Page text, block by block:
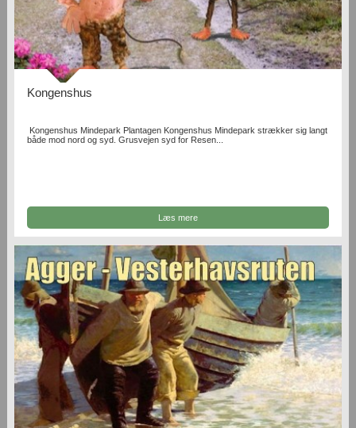
Kongenshus
Kongenshus Mindepark Plantagen Kongenshus Mindepark strækker sig langt
både mod nord og syd. Grusvejen syd for Resen...
Læs mere